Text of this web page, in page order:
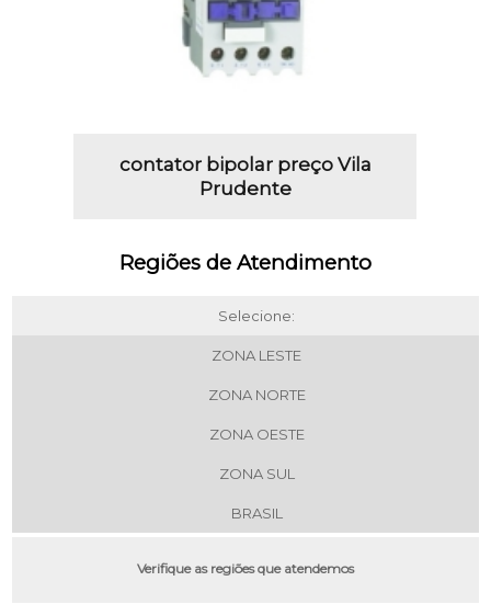
contator bipolar preço Vila
Prudente
Regiões de Atendimento
Selecione:
ZONA LESTE
ZONA NORTE
ZONA OESTE
ZONA SUL
BRASIL
Verifique as regiões que atendemos